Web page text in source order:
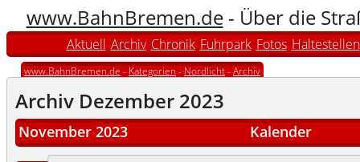
www.BahnBremen.de- Über die
Aktuell Archiv Chronik Fuhrpark Fotos Haltestellen
www.BahnBremen.de - Kategorien - Nordlicht-Archiv
Archiv Dezember 2023
November 2023 Kalender